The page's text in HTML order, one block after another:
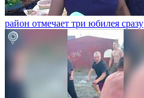
район отмечает три юбилея сразу